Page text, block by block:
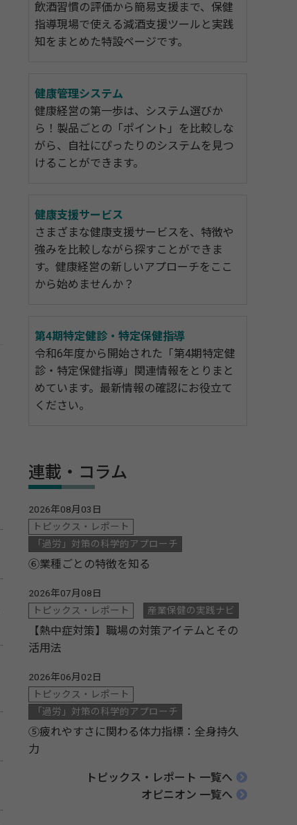
飲酒習慣の評価から簡易支援まで、保健
指導現場で使える減酒支援ツールと実践
知をまとめた特設ページです。
健康管理システム
健康経営の第一歩は、システム選びか
ら！製品ごとの「ポイント」を比較しな
がら、自社にぴったりのシステムを見つ
けることができます。
健康支援サービス
さまざまな健康支援サービスを、特徴や
強みを比較しながら探すことができま
す。健康経営の新しいアプローチをここ
から始めませんか？
第4期特定健診・特定保健指導
令和6年度から開始された「第4期特定健
診・特定保健指導」関連情報をとりまと
めています。最新情報の確認にお役立て
ください。
連載・コラム
2026年08月03日
トピックス・レポート
「過労」対策の科学的アプローチ
⑥業種ごとの特徴を知る
2026年07月08日
トピックス・レポート
産業保健の実践ナビ
【熱中症対策】職場の対策アイテムとその
活用法
2026年06月02日
トピックス・レポート
「過労」対策の科学的アプローチ
⑤疲れやすさに関わる体力指標：全身持久
力
トピックス・レポート 一覧へ
オピニオン 一覧へ